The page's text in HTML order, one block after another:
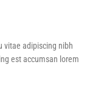
vitae adipiscing nibh
est accumsan lorem